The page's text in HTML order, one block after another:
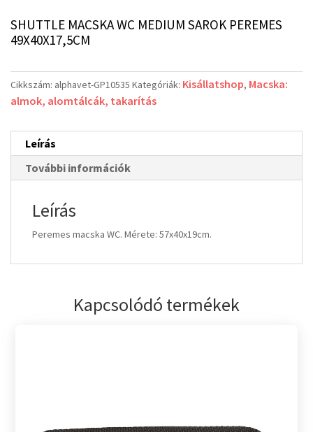
SHUTTLE MACSKA WC MEDIUM SAROK PEREMES
49X40X17,5CM
Cikkszám: alphavet-GP10535 Kategóriák: Kisállatshop, Macska:
almok, alomtálcák, takarítás
Leírás
További információk
Leírás
Peremes macska WC. Mérete: 57x40x19cm.
Kapcsolódó termékek